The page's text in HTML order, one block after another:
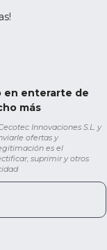
en enterarte de
más
Innovaciones S.L. y
ofertas y
es el
suprimir y otros